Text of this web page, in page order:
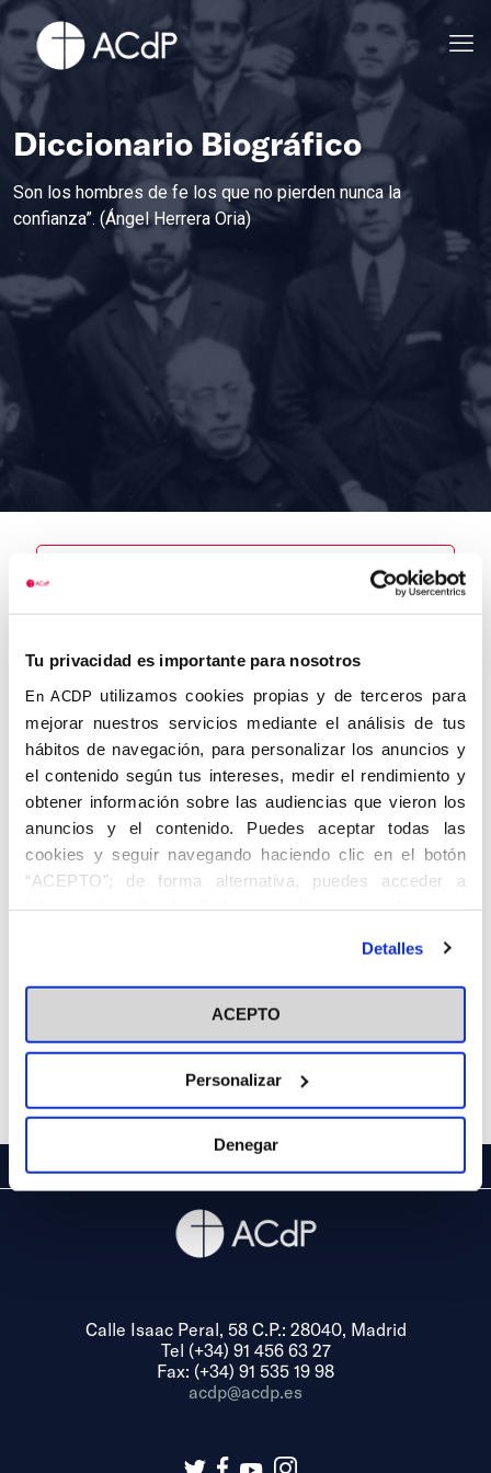
Tu privacidad es importante para nosotros
En ACDP utilizamos cookies propias y de terceros para
mejorar nuestros servicios mediante el análisis de tus
hábitos de navegación, para personalizar los anuncios y
el contenido según tus intereses, medir el rendimiento y
obtener información sobre las audiencias que vieron los
anuncios y el contenido. Puedes aceptar todas las
cookies y seguir navegando haciendo clic en el botón
“ACEPTO”; de forma alternativa, puedes acceder a
información más detallada y cambiar tus preferencias
en el botón "Personalizar". Para más información puedes
visitar nuestra Política de Cookies
Detalles
ACEPTO
Personalizar
Denegar
Diccionario Biográfico
Son los hombres de fe los que no pierden nunca la
confianza”. (Ángel Herrera Oria)
Vergara Ruiz,
José
Autor
Centro de
adscripción
Fecha de
nacimiento
09/01/1913
Lugar de
Fecha de
defunción
Lugar de
defunción
Calle Isaac Peral, 58 C.P.: 28040, Madrid
Tel (+34) 91 456 63 27
Fax: (+34) 91 535 19 98
acdp@acdp.es